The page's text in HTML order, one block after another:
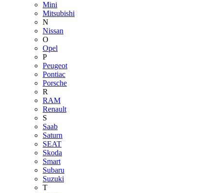
Mini
Mitsubishi
N
Nissan
O
Opel
P
Peugeot
Pontiac
Porsche
R
RAM
Renault
S
Saab
Saturn
SEAT
Skoda
Smart
Subaru
Suzuki
T